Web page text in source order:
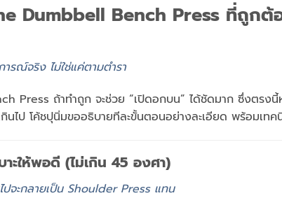
Dumbbell Bench Press ที่ถูกต้
รณ์จริง ไม่ใช่แค่ตามตำรา
Press ถ้าทำถูก จะช่วย “เปิดอกบน” ได้ชัดมาก ซึ่งตรงนี้
นไป โค้ชปุนิ่มขออธิบายทีละขั้นตอนอย่างละเอียด พร้อมเท
ะให้พอดี (ไม่เกิน 45 องศา)
ปจะกลายเป็น Shoulder Press แทน